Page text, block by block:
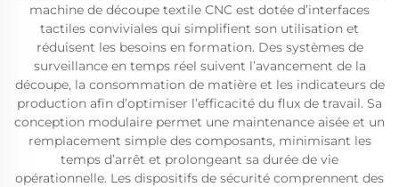
machine de découpe textile CNC est dotée d’interfaces
tactiles conviviales qui simplifient son utilisation et
réduisent les besoins en formation. Des systèmes de
surveillance en temps réel suivent l’avancement de la
découpe, la consommation de matière et les indicateurs de
production afin d’optimiser l’efficacité du flux de travail. Sa
conception modulaire permet une maintenance aisée et un
remplacement simple des composants, minimisant les
temps d’arrêt et prolongeant sa durée de vie
opérationnelle. Les dispositifs de sécurité comprennent des